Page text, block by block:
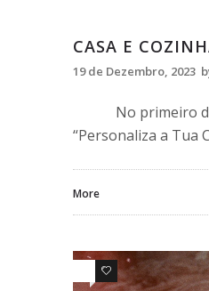
CASA E
19 de Dezembro, 2023
No primeiro dia
“Personaliza a Tua
More
0